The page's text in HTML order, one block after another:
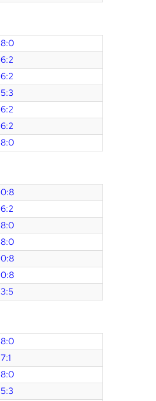
8:0
6:2
6:2
5:3
6:2
6:2
8:0
0:8
6:2
8:0
8:0
0:8
0:8
3:5
8:0
7:1
8:0
5:3